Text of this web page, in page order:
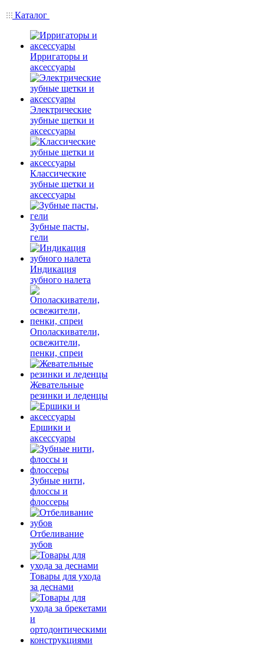
Каталог
Ирригаторы и
аксессуары
Электрические
зубные щетки и
аксессуары
Классические
зубные щетки и
аксессуары
Зубные пасты,
гели
Индикация
зубного налета
Ополаскиватели,
освежители,
пенки, спреи
Жевательные
резинки и леденцы
Ершики и
аксессуары
Зубные нити,
флоссы и
флоссеры
Отбеливание
зубов
Товары для ухода
за деснами